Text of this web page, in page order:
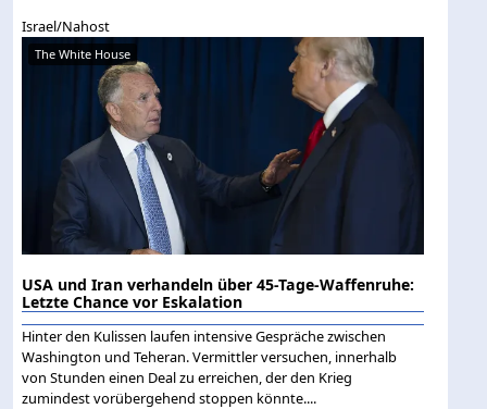
Israel/Nahost
The White House
USA und Iran verhandeln über 45-Tage-Waffenruhe:
Letzte Chance vor Eskalation
Hinter den Kulissen laufen intensive Gespräche zwischen
Washington und Teheran. Vermittler versuchen, innerhalb
von Stunden einen Deal zu erreichen, der den Krieg
zumindest vorübergehend stoppen könnte....